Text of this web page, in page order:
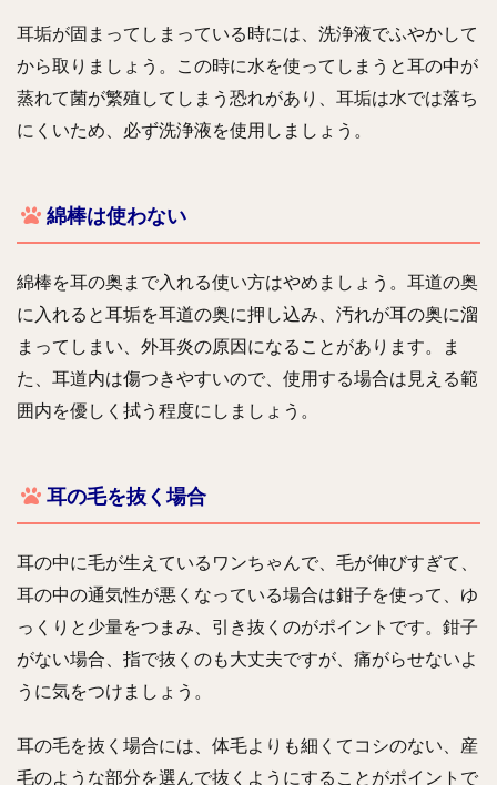
耳垢が固まってしまっている時には、洗浄液でふやかして
から取りましょう。この時に水を使ってしまうと耳の中が
蒸れて菌が繁殖してしまう恐れがあり、耳垢は水では落ち
にくいため、必ず洗浄液を使用しましょう。
綿棒は使わない
綿棒を耳の奥まで入れる使い方はやめましょう。耳道の奥
に入れると耳垢を耳道の奥に押し込み、汚れが耳の奥に溜
まってしまい、外耳炎の原因になることがあります。ま
た、耳道内は傷つきやすいので、使用する場合は見える範
囲内を優しく拭う程度にしましょう。
耳の毛を抜く場合
耳の中に毛が生えているワンちゃんで、毛が伸びすぎて、
耳の中の通気性が悪くなっている場合は鉗子を使って、ゆ
っくりと少量をつまみ、引き抜くのがポイントです。鉗子
がない場合、指で抜くのも大丈夫ですが、痛がらせないよ
うに気をつけましょう。
耳の毛を抜く場合には、体毛よりも細くてコシのない、産
毛のような部分を選んで抜くようにすることがポイントで